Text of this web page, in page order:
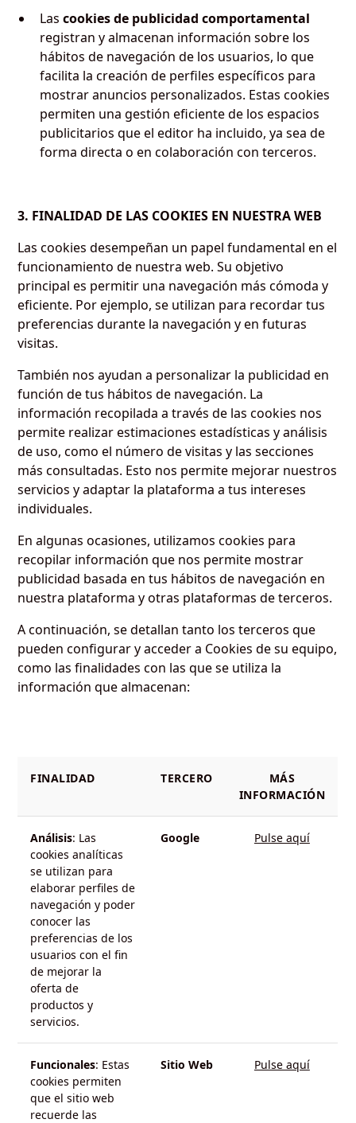
Lascookies de publicidad comportamental
registran y almacenan información sobre los
hábitos de navegación de los usuarios, lo que
facilita la creación de perfiles específicos para
mostrar anuncios personalizados. Estas cookies
permiten una gestión eficiente de los espacios
publicitarios que el editor ha incluido, ya sea de
forma directa o en colaboración con terceros.
3. FINALIDAD DE LAS COOKIES EN NUESTRA WEB
Las cookies desempeñan un papel fundamental en el
funcionamiento de nuestra web. Su objetivo
principal es permitir una navegación más cómoda y
eficiente. Por ejemplo, se utilizan para recordar tus
preferencias durante la navegación y en futuras
visitas.
También nos ayudan a personalizar la publicidad en
función de tus hábitos de navegación. La
información recopilada a través de las cookies nos
permite realizar estimaciones estadísticas y análisis
de uso, como el número de visitas y las secciones
más consultadas. Esto nos permite mejorar nuestros
servicios y adaptar la plataforma a tus intereses
individuales.
En algunas ocasiones, utilizamos cookies para
recopilar información que nos permite mostrar
publicidad basada en tus hábitos de navegación en
nuestra plataforma y otras plataformas de terceros.
A continuación, se detallan tanto los terceros que
pueden configurar y acceder a Cookies de su equipo,
como las finalidades con las que se utiliza la
información que almacenan:
FINALIDAD TERCERO
MÁS
INFORMACIÓN
Análisis: Las
cookies analíticas
se utilizan para
elaborar perfiles de
navegación y poder
conocer las
preferencias de los
usuarios con el fin
de mejorar la
oferta de
productos y
servicios.
Google Pulse aquí
Funcionales: Estas
cookies permiten
que el sitio web
recuerde las
Sitio Web Pulse aquí